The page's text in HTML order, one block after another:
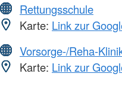
Rettungsschule
Karte: Link zur
Vorsorge-/Reha-
Karte: Link zur